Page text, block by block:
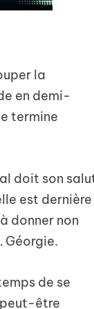
la
en demi-
termine
doit son
est dernière
donner non
Géorgie.
de se
peut-être